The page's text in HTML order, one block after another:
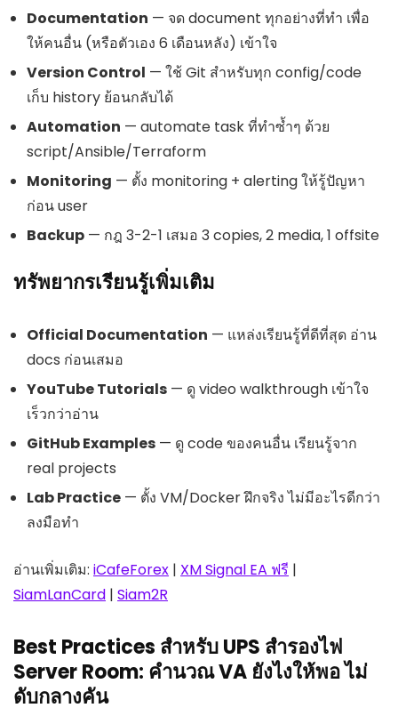
Documentation — จด document ทุกอย่างที่ทำ เพื่อ
ให้คนอื่น (หรือตัวเอง 6 เดือนหลัง) เข้าใจ
Version Control — ใช้ Git สำหรับทุก config/code
เก็บ history ย้อนกลับได้
Automation — automate task ที่ทำซ้ำๆ ด้วย
script/Ansible/Terraform
Monitoring — ตั้ง monitoring + alerting ให้รู้ปัญหา
ก่อน user
Backup — กฎ 3-2-1 เสมอ 3 copies, 2 media, 1 offsite
ทรัพยากรเรียนรู้เพิ่มเติม
Official Documentation — แหล่งเรียนรู้ที่ดีที่สุด อ่าน
docs ก่อนเสมอ
YouTube Tutorials — ดู video walkthrough เข้าใจ
เร็วกว่าอ่าน
GitHub Examples — ดู code ของคนอื่น เรียนรู้จาก
real projects
Lab Practice — ตั้ง VM/Docker ฝึกจริง ไม่มีอะไรดีกว่า
ลงมือทำ
อ่านเพิ่มเติม: iCafeForex | XM Signal EA ฟรี |
SiamLanCard | Siam2R
Best Practices สำหรับ UPS สำรองไฟ
Server Room: คำนวณ VA ยังไงให้พอ ไม่
ดับกลางคัน